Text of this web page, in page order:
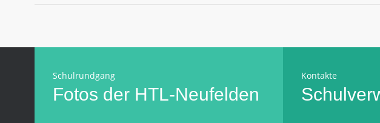
Schulrundgang
Fotos der HTL-Neufelden
Kontakte